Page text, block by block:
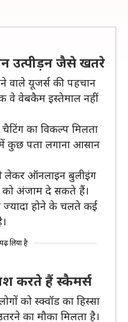
उत्पीड़न जैसे खतरे
वाले यूजर्स की पहचान
वे वेबकैम इस्तेमाल नहीं
का विकल्प मिलता
कुछ पता लगाना आसान
लेकर ऑनलाइन बुलीइंग
को अंजाम दे सकते हैं।
ज्यादा होने के चलते कई
पढ़ लिया है
करते हैं स्कैमर्स
को स्क्वॉड का हिस्सा
का मौका मिलता है।